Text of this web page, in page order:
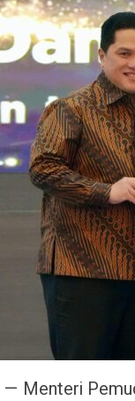
— Menteri